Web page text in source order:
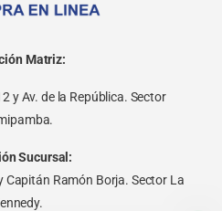
Matriz:
y Av. de la República. Sector
Sucursal:
Capitán Ramón Borja. Sector La